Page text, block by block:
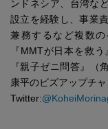
ンドネシア、台湾な
設立を経験し、事業
兼務するなど複数
『MMTが日本を救
『親子ゼニ問答』（
康平のビズアップチャ
Twitter: